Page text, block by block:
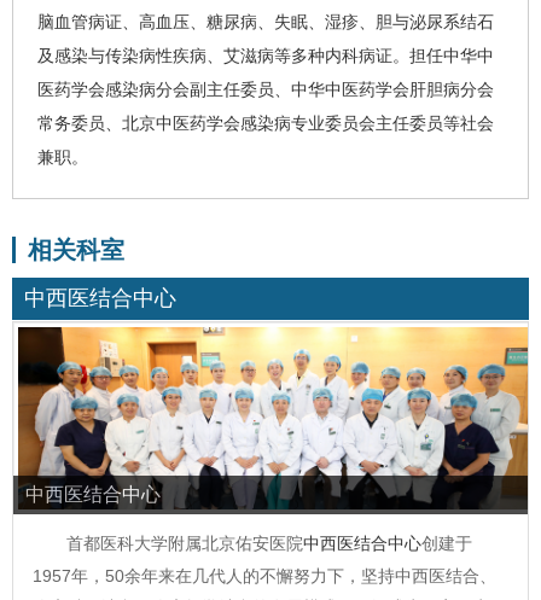
脑血管病证、高血压、糖尿病、失眠、湿疹、胆与泌尿系结石
及感染与传染病性疾病、 艾滋病等多种内科病证。担任中华中
医药学会感染病分会副主任委员、中华中医药学会肝胆病分会
常务委员、北京中医药学会感染病专业委员会主任委员等社会
兼职。
相关科室
中西医结合中心
中西医结合中心
首都医科大学附属北京佑安医院中西医结合中心创建于
1957年，50余年来在几代人的不懈努力下，坚持中西医结合、